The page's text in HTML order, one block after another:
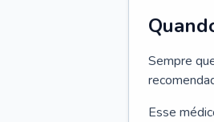
Sempre
Esse